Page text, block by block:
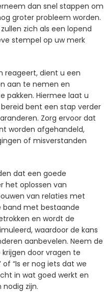
dan snel stappen om
groter probleem worden.
zich als een lopend
stempel op uw merk
reageert, dient u een
aan te nemen en
pakken. Hiermee laat u
bent een stap verder
Zorg ervoor dat
worden afgehandeld,
of misverstanden
dat een goede
het oplossen van
van relaties met
band met bestaande
en wordt de
waardoor de kans
aanbevelen. Neem de
door vragen te
of “Is er nog iets dat we
in wat goed werkt en
zijn.